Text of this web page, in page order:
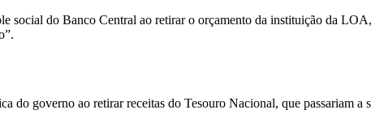
social do Banco Central ao retirar o orçamento da instituição da
do governo ao retirar receitas do Tesouro Nacional, que passariam a